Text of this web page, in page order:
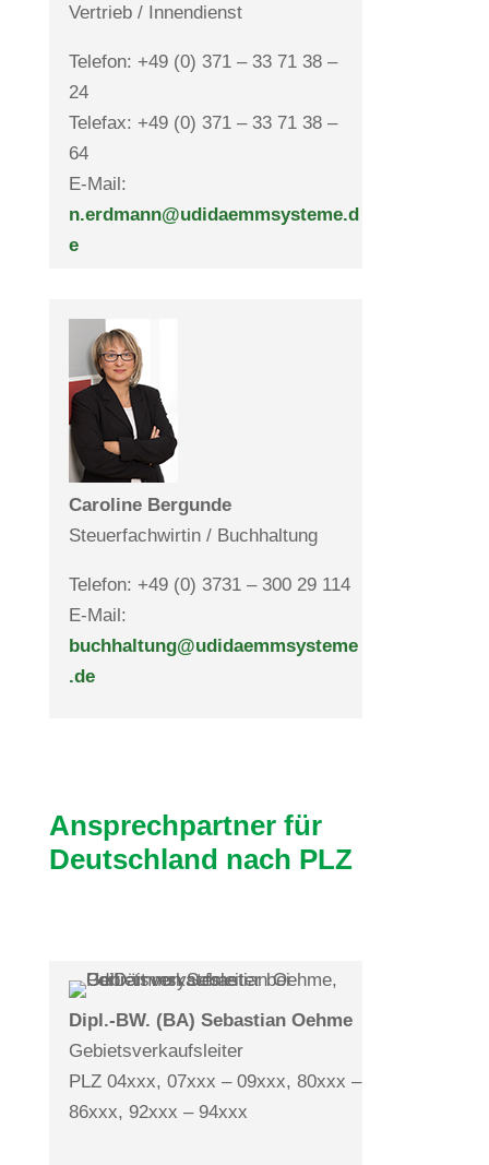
Ver­trieb / Innendienst
Telefon: +49 (0) 371 – 33 71 38 –
24
Telefax: +49 (0) 371 – 33 71 38 –
64
E-Mail:
n.erdmann@udidaemmsysteme.d
e
Caro­line Ber­gunde
Steu­er­fach­wirtin / Buchhaltung
Telefon: +49 (0) 3731 – 300 29 114
E-Mail:
buchhaltung@udidaemmsysteme
.de
Ansprech­partner für
Deutsch­land nach PLZ
Dipl.-BW. (BA) Sebas­tian Oehme
Gebiets­ver­kaufs­leiter
PLZ 04xxx, 07xxx – 09xxx, 80xxx –
86xxx, 92xxx – 94xxx